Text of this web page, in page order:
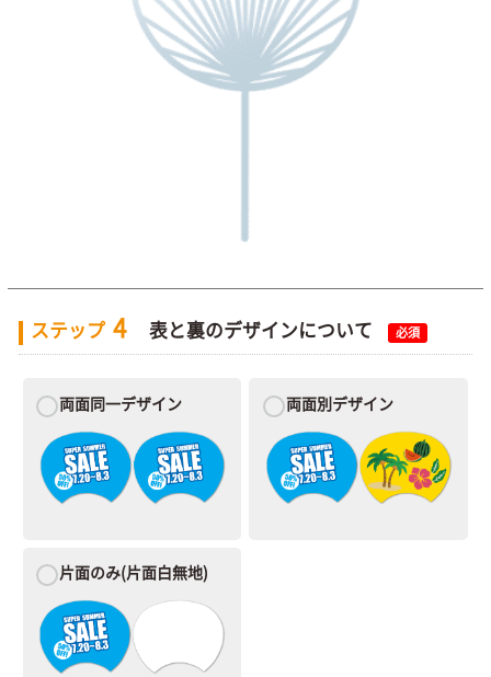
ステップ 4 表と裏のデザインについて 必須
両面同一デザイン 両面別デザイン
片面のみ(片面白無地)